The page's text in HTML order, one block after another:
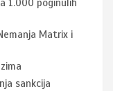
1.000 poginulih
Matrix i
sankcija